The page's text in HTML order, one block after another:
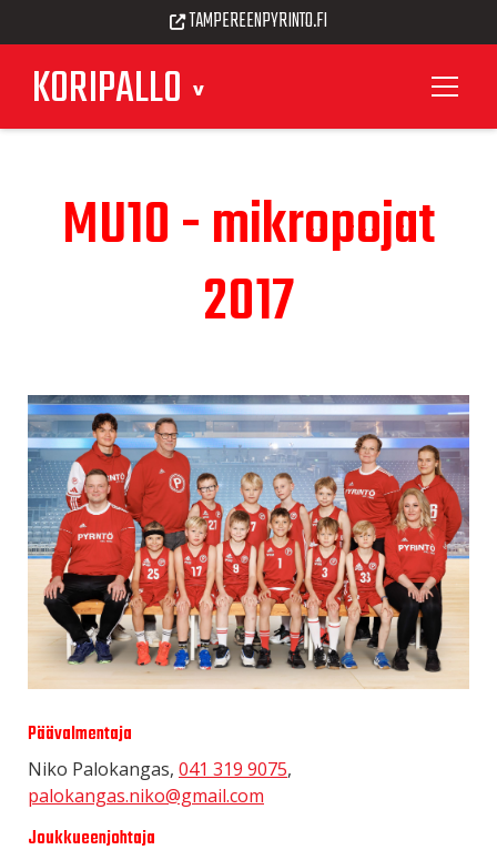
KORIPALLO
TAMPEREENPYRINTO.FI
MU10 - mikropojat
2017
Päävalmentaja
Niko Palokangas, 041 319 9075,
palokangas.niko@gmail.com
Joukkueenjohtaja